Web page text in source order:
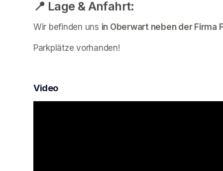
📍 Lage & Anfahrt:
Wir befinden uns in Oberwart neben der Firma
Parkplätze vorhanden!
Video